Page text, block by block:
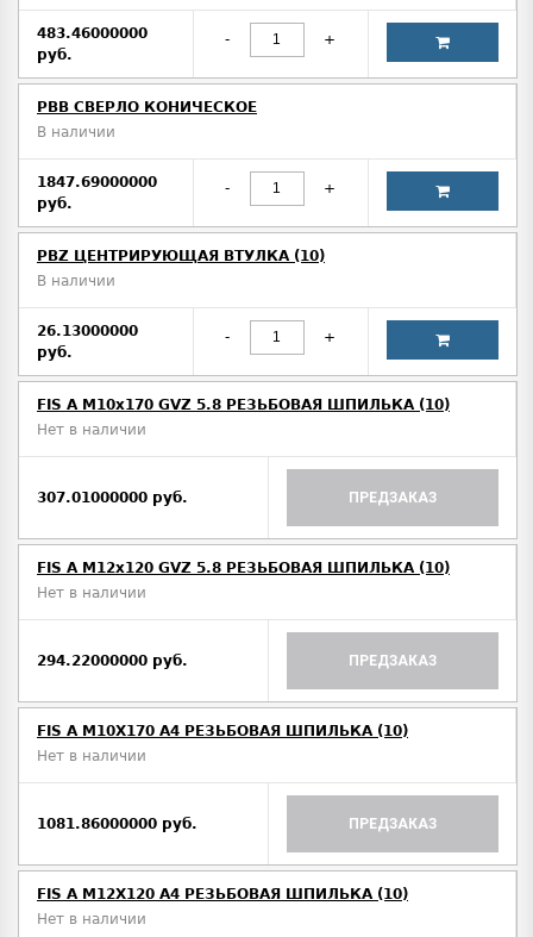
483.46000000
руб.
- +
PBB СВЕРЛО КОНИЧЕСКОЕ
В наличии
1847.69000000
руб.
- +
PBZ ЦЕНТРИРУЮЩАЯ ВТУЛКА (10)
В наличии
26.13000000
руб.
- +
FIS A M10х170 GVZ 5.8 РЕЗЬБОВАЯ ШПИЛЬКА (10)
Нет в наличии
307.01000000 руб. ПРЕДЗАКАЗ
FIS A M12х120 GVZ 5.8 РЕЗЬБОВАЯ ШПИЛЬКА (10)
Нет в наличии
294.22000000 руб. ПРЕДЗАКАЗ
FIS A M10Х170 A4 РЕЗЬБОВАЯ ШПИЛЬКА (10)
Нет в наличии
1081.86000000 руб. ПРЕДЗАКАЗ
FIS A M12Х120 A4 РЕЗЬБОВАЯ ШПИЛЬКА (10)
Нет в наличии